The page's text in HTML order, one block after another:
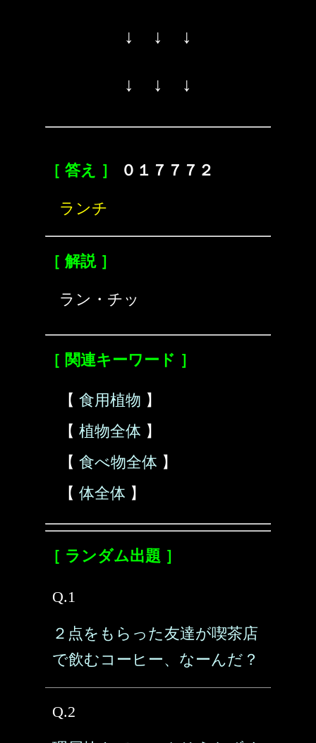
↓ ↓ ↓
↓ ↓ ↓
［ 答え ］ ０１７７７２
ランチ
［ 解説 ］
ラン・チッ
［ 関連キーワード ］
【 食用植物 】
【 植物全体 】
【 食べ物全体 】
【 体全体 】
［ ランダム出題 ］
Q.1
２点をもらった友達が喫茶店
で飲むコーヒー、なーんだ？
Q.2